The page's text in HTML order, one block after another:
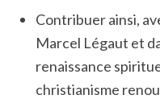
Contribuer ainsi,
Marcel Légaut et
renaissance
christianisme